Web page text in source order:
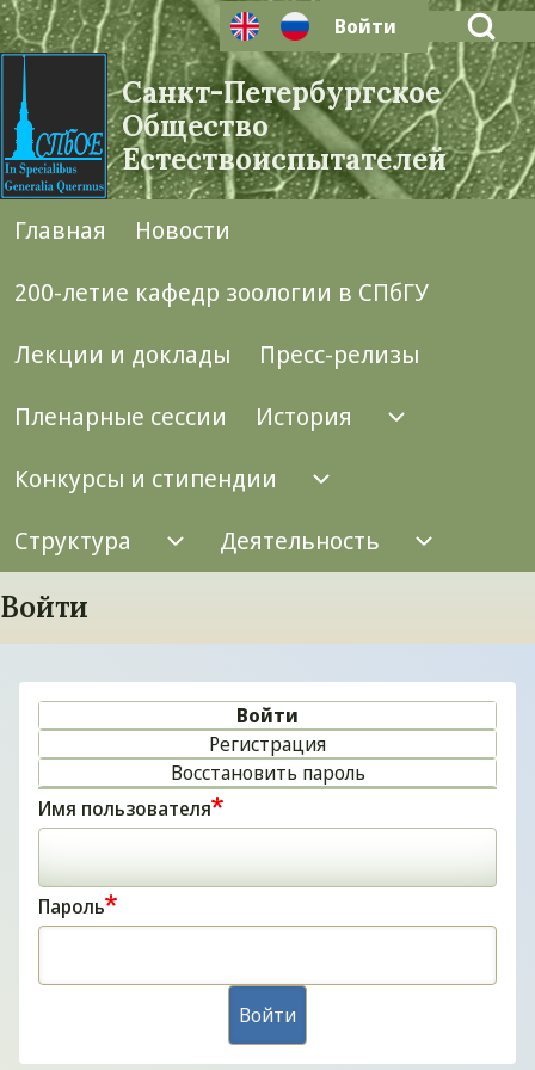
Close search
Search
Open Search
User account menu
Войти
Санкт-Петербургское
Общество
Естествоиспытателей
Main navigation
Главная
Новости
200-летие кафедр зоологии в СПбГУ
Лекции и доклады
Пресс-релизы
Пленарные сессии
История
Конкурсы и стипендии
Структура
Структура подменю
Деятельность
Войти
Primary tabs
Войти
Регистрация
Восстановить пароль
Имя пользователя
Пароль